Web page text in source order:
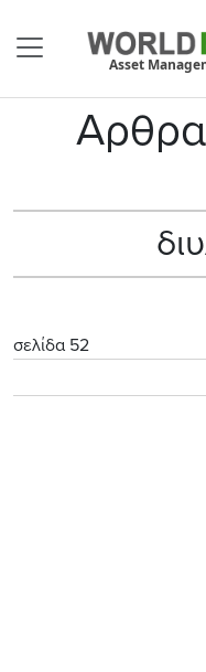
Asset
Αρθρα
σελίδα 52